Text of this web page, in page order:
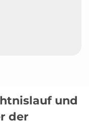
und
der